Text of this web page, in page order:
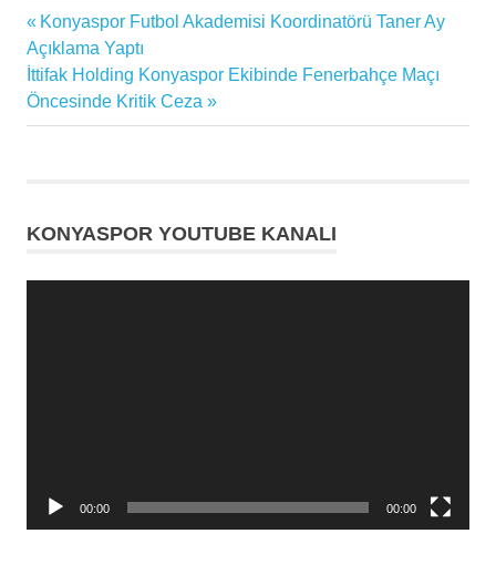
İttifak
Holding
Konyaspor
Süper
Yazı
gezinmesi
Previous
Post:
Konyaspor Futbol Akademisi Koordinatörü Taner Ay
Açıklama Yaptı
Next
Post:
İttifak Holding Konyaspor Ekibinde Fenerbahçe Maçı
Öncesinde Kritik Ceza
KONYASPOR YOUTUBE KANALI
00:00 00:00